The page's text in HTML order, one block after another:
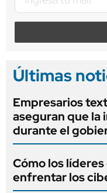
Últimas
Empresarios
aseguran que la
durante el
Cómo los
enfrentar los